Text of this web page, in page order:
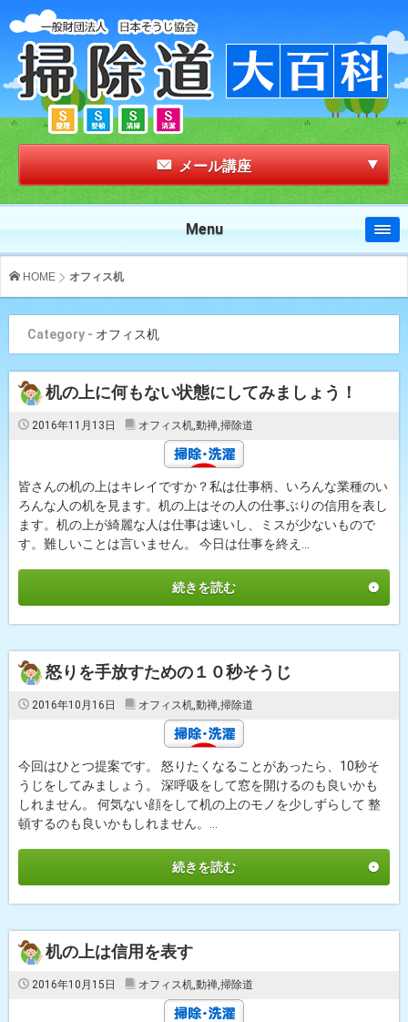
メール講座
Menu
HOME オフィス机
Category - オフィス机
机の上に何もない状態にしてみましょう！
2016年11月13日 オフィス机,動禅,掃除道
皆さんの机の上はキレイですか？私は仕事柄、いろんな業種のい
ろんな人の机を見ます。机の上はその人の仕事ぶりの信用を表し
ます。机の上が綺麗な人は仕事は速いし、ミスが少ないもので
す。難しいことは言いません。 今日は仕事を終え...
続きを読む
怒りを手放すための１０秒そうじ
2016年10月16日 オフィス机,動禅,掃除道
今回はひとつ提案です。 怒りたくなることがあったら、10秒そ
うじをしてみましょう。 深呼吸をして窓を開けるのも良いかも
しれません。 何気ない顔をして机の上のモノを少しずらして 整
頓するのも良いかもしれません。...
続きを読む
机の上は信用を表す
2016年10月15日 オフィス机,動禅,掃除道